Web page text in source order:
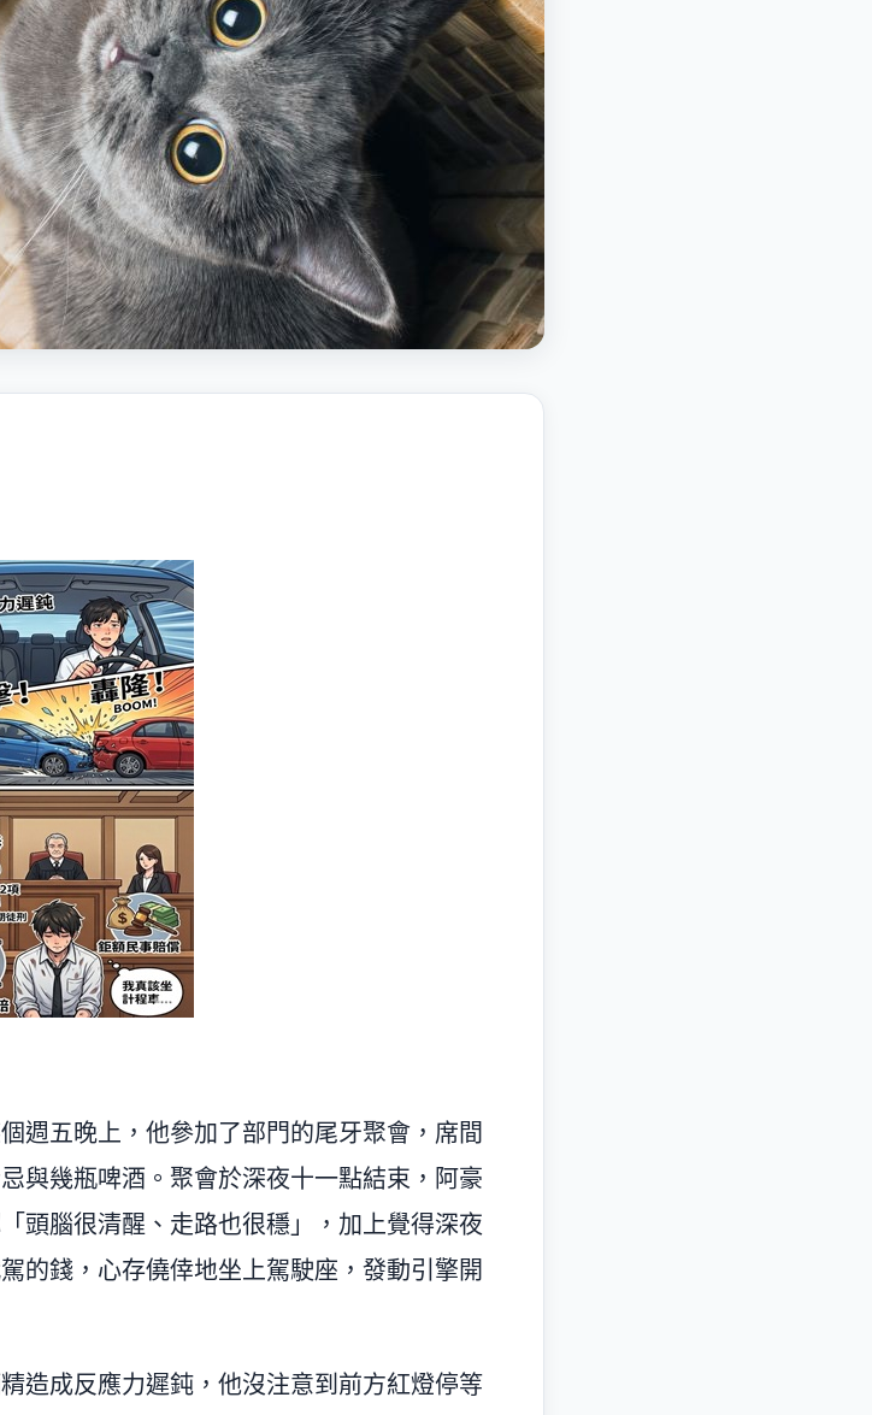
週五晚上，他參加了部門的尾牙聚會，席間
與幾瓶啤酒。聚會於深夜十一點結束，阿豪
頭腦很清醒、走路也很穩」，加上覺得深夜
的錢，心存僥倖地坐上駕駛座，發動引擎開
造成反應力遲鈍，他沒注意到前方紅燈停等